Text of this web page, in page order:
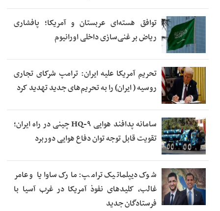
توافق هسته‌ای عربستان و آمریکا؛ پافشاری
ریاض بر غنی‌سازی داخلی اورانیوم
تحریم آمریکا علیه ایران: ترامپ شرکای تجاری
روسیه ( ایران) را به تحریم‌های جدید تهدید کرد
سامانه پدافند هوایی HQ-۹ چینی در راه ایران؛
تقویت قابل توجه توان دفاع هوایی دوربرد
شوک دیپلماتیک ترامپ: مارک ساوایا و عامر
غالب، کلیدهای نفوذ آمریکا در غرب آسیا با
فرستادگان جدید